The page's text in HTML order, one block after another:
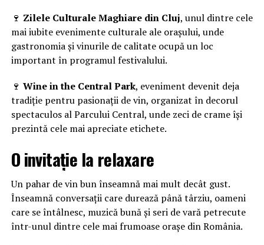
🍷 Zilele Culturale Maghiare din Cluj, unul dintre cele
mai iubite evenimente culturale ale orașului, unde
gastronomia și vinurile de calitate ocupă un loc
important în programul festivalului.
🍷 Wine in the Central Park, eveniment devenit deja
tradiție pentru pasionații de vin, organizat în decorul
spectaculos al Parcului Central, unde zeci de crame își
prezintă cele mai apreciate etichete.
O invitație la relaxare
Un pahar de vin bun înseamnă mai mult decât gust.
Înseamnă conversații care durează până târziu, oameni
care se întâlnesc, muzică bună și seri de vară petrecute
într-unul dintre cele mai frumoase orașe din România.